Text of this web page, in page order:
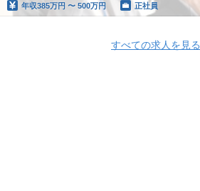
年収385万円 〜 500万円 正社員
すべての求人を見る